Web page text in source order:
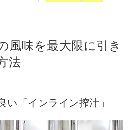
風味を最大限に引き
法
い「インライン搾汁」